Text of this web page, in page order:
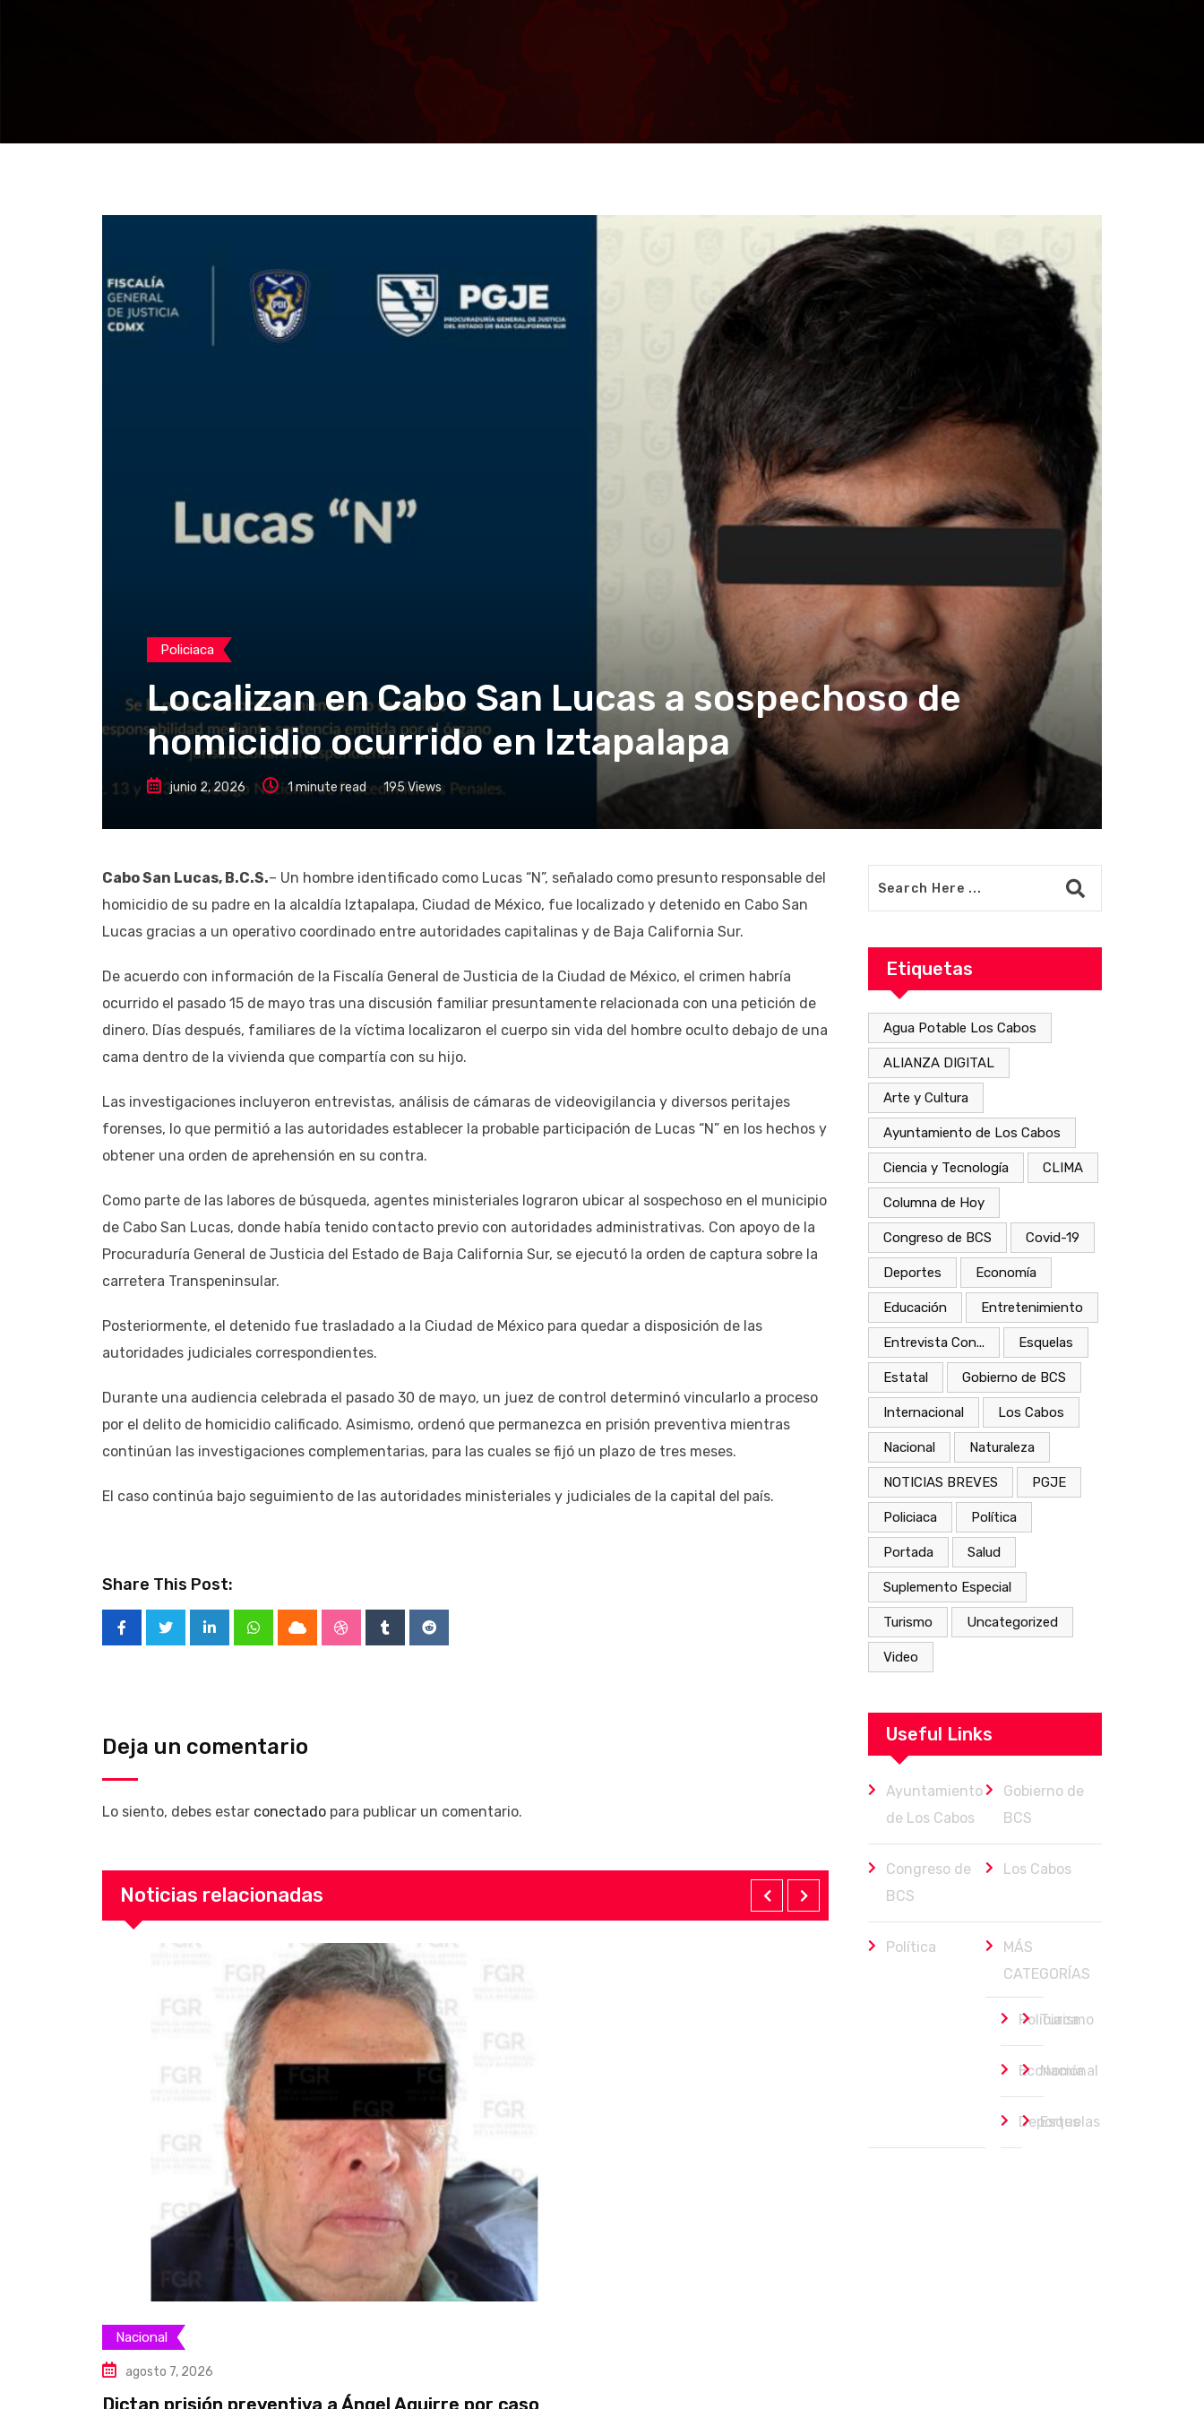
Policiaca
Localizan en Cabo San Lucas a sospechoso de
homicidio ocurrido en Iztapalapa
junio 2, 2026 1 minute read 195Views
Cabo San Lucas, B.C.S.– Un hombre identificado como Lucas “N”, señalado como presunto responsable del
homicidio de su padre en la alcaldía Iztapalapa, Ciudad de México, fue localizado y detenido en Cabo San
Lucas gracias a un operativo coordinado entre autoridades capitalinas y de Baja California Sur.
De acuerdo con información de la Fiscalía General de Justicia de la Ciudad de México, el crimen habría
ocurrido el pasado 15 de mayo tras una discusión familiar presuntamente relacionada con una petición de
dinero. Días después, familiares de la víctima localizaron el cuerpo sin vida del hombre oculto debajo de una
cama dentro de la vivienda que compartía con su hijo.
Las investigaciones incluyeron entrevistas, análisis de cámaras de videovigilancia y diversos peritajes
forenses, lo que permitió a las autoridades establecer la probable participación de Lucas “N” en los hechos y
obtener una orden de aprehensión en su contra.
Como parte de las labores de búsqueda, agentes ministeriales lograron ubicar al sospechoso en el municipio
de Cabo San Lucas, donde había tenido contacto previo con autoridades administrativas. Con apoyo de la
Procuraduría General de Justicia del Estado de Baja California Sur, se ejecutó la orden de captura sobre la
carretera Transpeninsular.
Posteriormente, el detenido fue trasladado a la Ciudad de México para quedar a disposición de las
autoridades judiciales correspondientes.
Durante una audiencia celebrada el pasado 30 de mayo, un juez de control determinó vincularlo a proceso
por el delito de homicidio calificado. Asimismo, ordenó que permanezca en prisión preventiva mientras
continúan las investigaciones complementarias, para las cuales se fijó un plazo de tres meses.
El caso continúa bajo seguimiento de las autoridades ministeriales y judiciales de la capital del país.
Share This Post:
LinkedInWhatsappCloud StumbleUpon
TumblrReddit
Deja un comentario
Lo siento, debes estar conectado para publicar un comentario.
Noticias relacionadas
Nacional
agosto 7, 2026
Dictan prisión preventiva a Ángel Aguirre por caso
Etiquetas
Agua Potable Los Cabos
ALIANZA DIGITAL
Arte y Cultura
Ayuntamiento de Los Cabos
Ciencia y Tecnología CLIMA
Columna de Hoy
Congreso de BCS Covid-19
Deportes Economía
Educación Entretenimiento
Entrevista Con... Esquelas
Estatal Gobierno de BCS
Internacional Los Cabos
Nacional Naturaleza
NOTICIAS BREVES PGJE
Policiaca Política
Portada Salud
Suplemento Especial
Turismo Uncategorized
Video
Useful Links
Ayuntamiento
de Los Cabos
Gobierno de
BCS
Congreso de
BCS
Los Cabos
Política
MÁS
CATEGORÍAS
Policiaca
Turismo
Economía
Nacional
Deportes
Esquelas